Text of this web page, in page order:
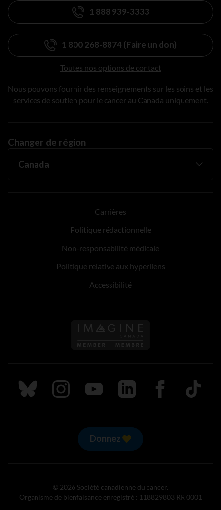
1 888 939-3333
1 800 268-8874 (Faire un don)
Toutes nos options de contact
Nous pouvons fournir des renseignements sur les soins et les
services de soutien pour le cancer au Canada uniquement.
Changer de région
Carrières
Politique rédactionnelle
Non-responsabilité médicale
Politique relative aux hyperliens
Accessibilité
Suivez nous sur Bluesky
Suivez nous sur Instagram
Suivez nous sur Youtube
Suivez nous sur LinkedIn
Suivez nous sur
TikTok
Donnez
© 2026 Société canadienne du cancer.
Organisme de bienfaisance enregistré : 118829803 RR 0001